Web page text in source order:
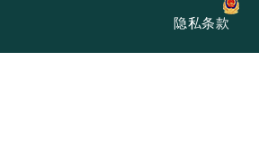
隐私条款